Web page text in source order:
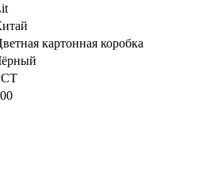
картонная коробка